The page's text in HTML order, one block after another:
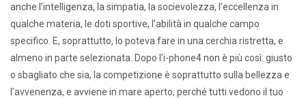
anche l’intelligenza, la simpatia, la socievolezza, l’eccellenza in
qualche materia, le doti sportive, l’abilità in qualche campo
specifico. E, soprattutto, lo poteva fare in una cerchia ristretta, e
almeno in parte selezionata. Dopo l’i-phone4 non è più così: giusto
o sbagliato che sia, la competizione è soprattutto sulla bellezza e
l’avvenenza, e avviene in mare aperto, perché tutti vedono il tuo